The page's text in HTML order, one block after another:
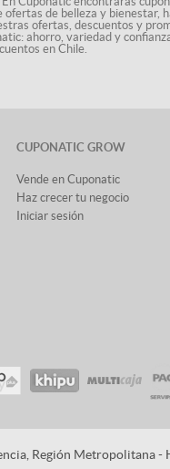
de belleza y
ofertas, descuentos y
ahorro, variedad y
en Chile.
CUPONATIC GROW
Vende en Cuponatic
Haz crecer tu negocio
Iniciar sesión
Región Metropolitana -